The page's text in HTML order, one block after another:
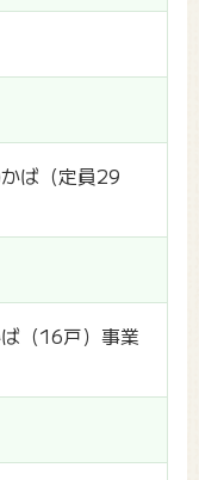
ば（定員29
（16戸）事業